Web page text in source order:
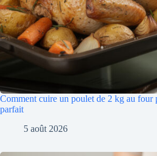
Comment cuire un poulet de 2 kg au four
parfait
5 août 2026